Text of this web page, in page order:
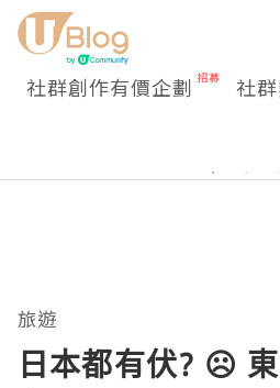
社群創作有價企劃 社
旅遊
日本都有伏? ☹